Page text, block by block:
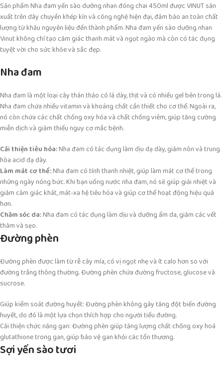
Sản phẩm Nha đam yến sào dưỡng nhan đóng chai 450ml được VINUT sản
xuất trên dây chuyền khép kín và công nghệ hiện đại, đảm bảo an toàn chất
lượng từ khâu nguyên liệu đến thành phẩm. Nha đam yến sào dưỡng nhan
Vinut không chỉ tạo cảm giác thanh mát và ngọt ngào mà còn có tác dụng
tuyệt vời cho sức khỏe và sắc đẹp.
Nha đam
Nha đam là một loại cây thân thảo có lá dày, thịt và có nhiều gel bên trong lá.
Nha đam chứa nhiều vitamin và khoáng chất cần thiết cho cơ thể. Ngoài ra,
nó còn chứa các chất chống oxy hóa và chất chống viêm, giúp tăng cường
miễn dịch và giảm thiểu nguy cơ mắc bệnh.
Cải thiện tiêu hóa:Nha đam có tác dụng làm dịu dạ dày, giảm nôn và trung
hòa acid dạ dày.
Làm mát cơ thể:Nha đam có tính thanh nhiệt, giúp làm mát cơ thể trong
những ngày nóng bức. Khi bạn uống nước nha đam, nó sẽ giúp giải nhiệt và
giảm cảm giác khát, mát-xa hệ tiêu hóa và giúp cơ thể hoạt động hiệu quả
hơn.
Chăm sóc da:Nha đam có tác dụng làm dịu và dưỡng ẩm da, giảm các vết
thâm và sẹo.
Đường phèn
Đường phèn được làm từ rễ cây mía, có vị ngọt nhẹ và ít calo hơn so với
đường trắng thông thường. Đường phèn chứa đường fructose, glucose và
sucrose.
Giúp kiểm soát đường huyết: Đường phèn không gây tăng đột biến đường
huyết, do đó là một lựa chọn thích hợp cho người tiểu đường.
Cải thiện chức năng gan: Đường phèn giúp tăng lượng chất chống oxy hoá
glutathione trong gan, giúp bảo vệ gan khỏi các tổn thương.
Sợi yến sào tươi